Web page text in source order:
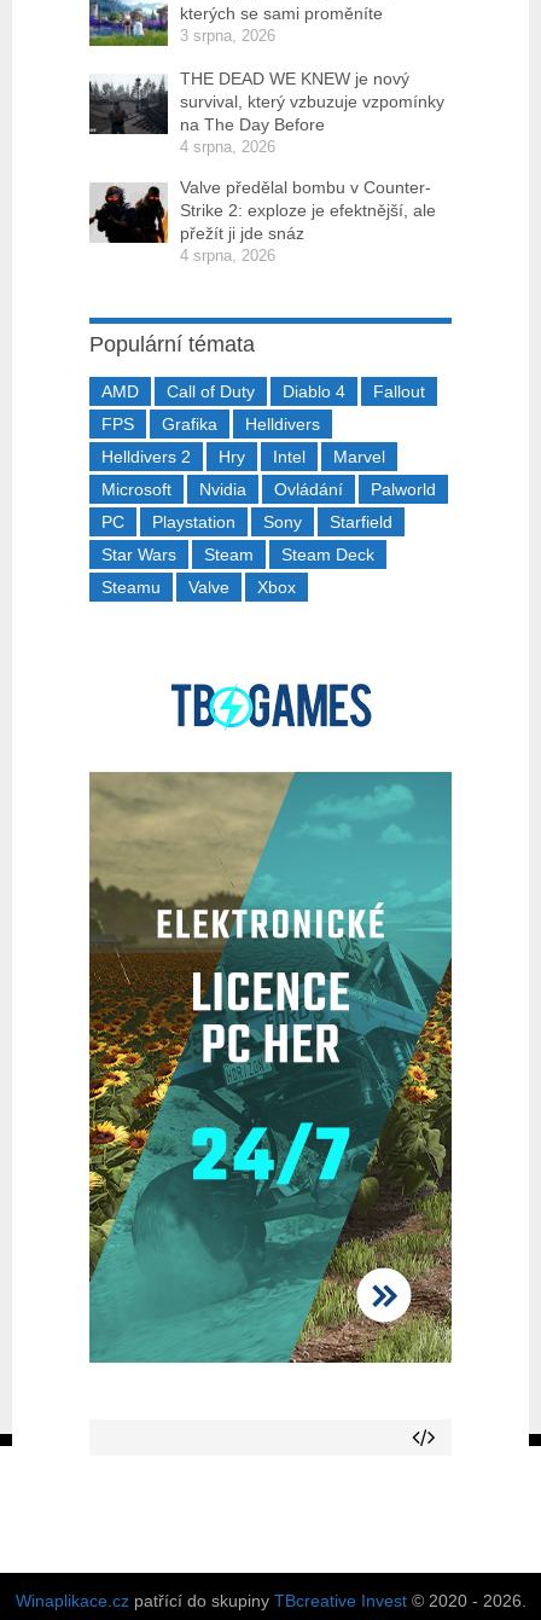
kterých se sami proměníte
3 srpna, 2026
THE DEAD WE KNEW je nový
survival, který vzbuzuje vzpomínky
na The Day Before
4 srpna, 2026
Valve předělal bombu v Counter-
Strike 2: exploze je efektnější, ale
přežít ji jde snáz
4 srpna, 2026
Populární témata
AMD Call of Duty Diablo 4
Fallout
FPS
Grafika
Helldivers
Helldivers 2
Hry Intel
Marvel
Microsoft
Nvidia Ovládání
Palworld
PC
Playstation Sony
Starfield
Star Wars
Steam
Steam Deck
Steamu
Valve Xbox
Winaplikace.czpatřící do skupiny TBcreative Invest© 2020 - 2026.